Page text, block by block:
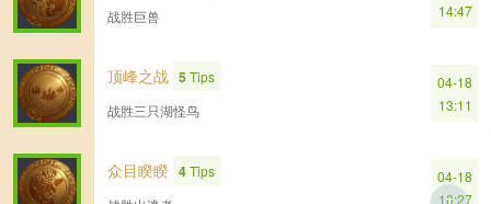
战胜巨兽
14:47
顶峰之战 5Tips
战胜三只湖怪鸟
04-18
13:11
众目睽睽 4Tips
04-18
10:27